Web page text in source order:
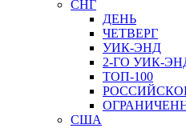
СНГ
ДЕНЬ
ЧЕТВЕРГ
УИК-ЭНД
2-ГО УИК-
ТОП-100
США